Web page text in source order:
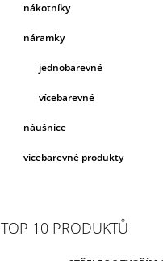
nákotníky
náramky
jednobarevné
vícebarevné
náušnice
vícebarevné produkty
TOP 10 PRODUKTŮ